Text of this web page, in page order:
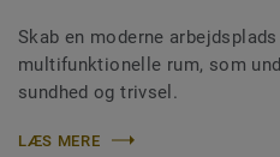
Skab en moderne
multifunktionelle rum, som
sundhed og trivsel.
LÆS MERE